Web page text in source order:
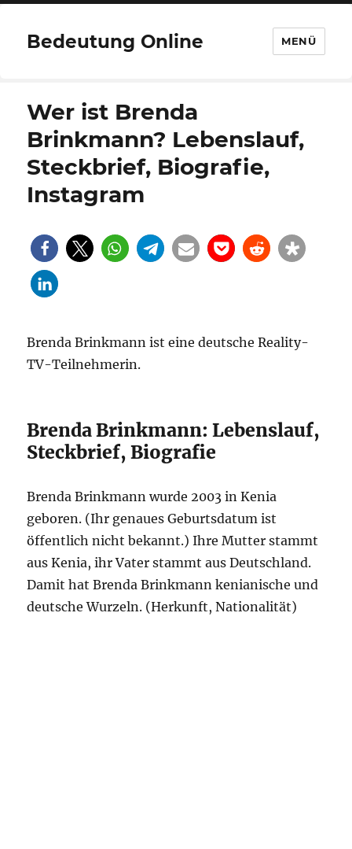
Bedeutung Online MENÜ
Wer ist Brenda
Brinkmann? Lebenslauf,
Steckbrief, Biografie,
Instagram
Brenda Brinkmann ist eine deutsche Reality-
TV-Teilnehmerin.
Brenda Brinkmann: Lebenslauf,
Steckbrief, Biografie
Brenda Brinkmann wurde 2003 in Kenia
geboren. (Ihr genaues Geburtsdatum ist
öffentlich nicht bekannt.) Ihre Mutter stammt
aus Kenia, ihr Vater stammt aus Deutschland.
Damit hat Brenda Brinkmann kenianische und
deutsche Wurzeln. (Herkunft, Nationalität)